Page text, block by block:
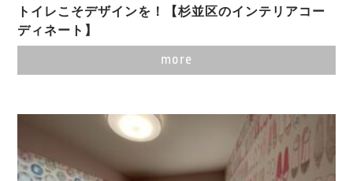
トイレこそデザインを！【杉並区のインテリアコー
ディネート】
more